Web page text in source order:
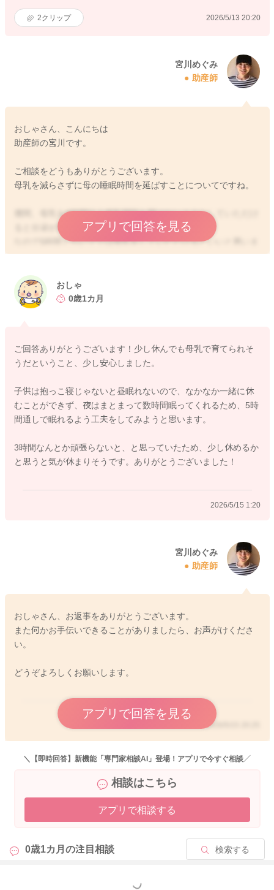
2クリップ 2026/5/13 20:20
宮川めぐみ
助産師
おしゃさん、こんにちは
助産師の宮川です。
ご相談をどうもありがとうございます。
母乳を減らさずに母の睡眠時間を延ばすことについてですね。
夜間、母乳を6時間以上授乳間隔を開けないようにしていただけ
ると分泌が減ってしまうことを予防できます。
なので5時間ぐらいででは授乳をしていただけるといいと思いま
すよ。
しれません。
夜間にミルクを一度あげていただき、その後2〜3時間後には母
おっぱいの仕組みとしては、溜まっている時間が長くなるこ
と、それが習慣されていくことで、分泌は減っていくようにな
なので今後月齢が大きくなっていき、母乳だけでも十分になっ
ていたとしても、夜間は6時間以上開けることを習慣化させない
お子さんと一緒にお昼寝をするようにされてみるのもいいです
アプリで回答を見る
2026/5/14 13:28
おしゃ
0歳1カ月
ご回答ありがとうございます！少し休んでも母乳で育てられそ
うだということ、少し安心しました。
子供は抱っこ寝じゃないと昼眠れないので、なかなか一緒に休
むことができず、夜はまとまって数時間眠ってくれるため、5時
間通しで眠れるよう工夫をしてみようと思います。
3時間なんとか頑張らないと、と思っていたため、少し休めるか
と思うと気が休まりそうです。ありがとうございました！
2026/5/15 1:20
宮川めぐみ
助産師
おしゃさん、お返事をありがとうございます。
また何かお手伝いできることがありましたら、お声がけくださ
い。
どうぞよろしくお願いします。
アプリで回答を見る
2026/5/15 20:25
＼【即時回答】新機能「専門家相談AI」登場！アプリで今すぐ相談／
相談はこちら
アプリで相談する
0歳1カ月の注目相談 検索する
もっと見る